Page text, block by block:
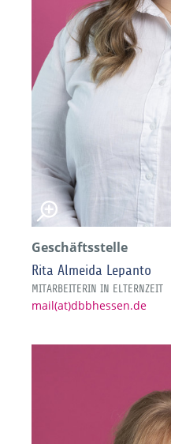
Geschäftsstelle
Rita Almeida Lepanto
MITARBEITERIN IN ELTERNZEIT
mail(at)dbbhessen.de